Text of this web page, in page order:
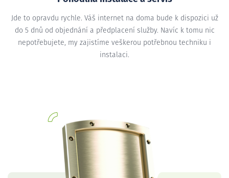
Jde to opravdu rychle. Váš internet na doma bude k dispozici už
do 5 dnů od objednání a předplacení služby. Navíc k tomu nic
nepotřebujete, my zajistíme veškerou potřebnou techniku i
instalaci.